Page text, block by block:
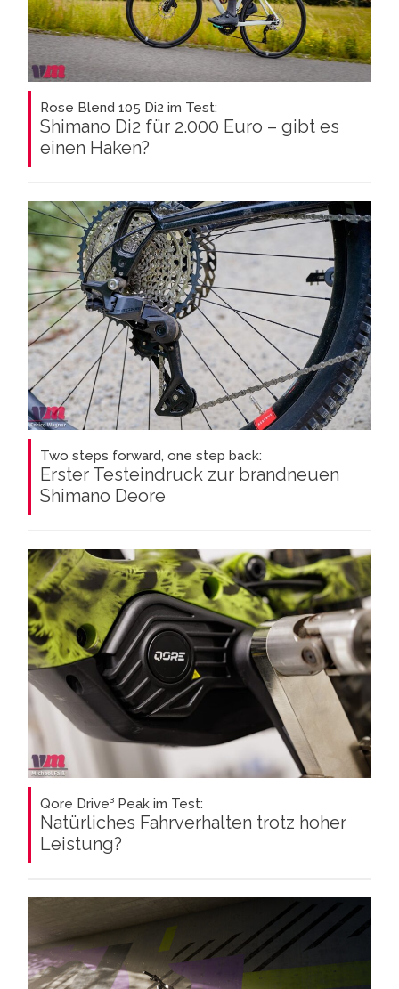
Rose Blend 105 Di2 im Test:
Shimano Di2 für 2.000 Euro – gibt es
einen Haken?
Two steps forward, one step back:
Erster Testeindruck zur brandneuen
Shimano Deore
Qore Drive³ Peak im Test:
Natürliches Fahrverhalten trotz hoher
Leistung?